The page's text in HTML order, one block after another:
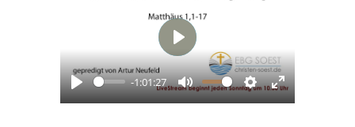
Play
-1:01:27
Mute Settings
Enter
Play